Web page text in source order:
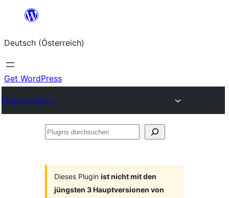
springen
Deutsch (Österreich)
Get WordPress
Plugin Directory
Plugins
Dieses Plugin ist nicht mit den
jüngsten 3 Hauptversionen von